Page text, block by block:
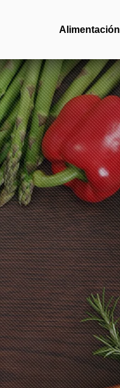
Alimentación